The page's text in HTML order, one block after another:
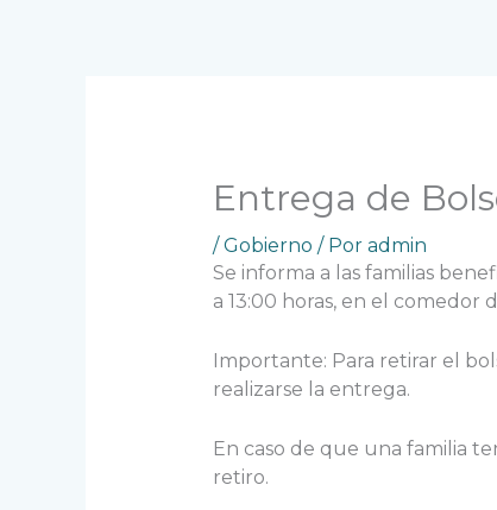
Entrega de
/Gobierno / Por admin
Se informa a las familias
a 13:00 horas, en el comedor
Importante: Para retirar el
realizarse la entrega.
En caso de que una familia
retiro.